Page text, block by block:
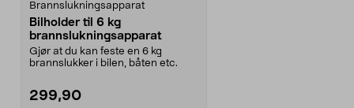
Brannslukningsapparat
Bilholder til 6 kg
brannslukningsapparat
Gjør at du kan feste en 6 kg
brannslukker i bilen, båten etc.
299,90